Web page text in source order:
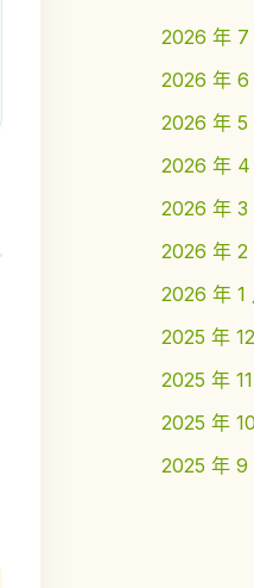
2026 年 7
2026 年 6
2026 年 5
2026 年 4
2026 年 3
2026 年 2
2026 年 1
2025 年
2025 年
2025 年
2025 年 9